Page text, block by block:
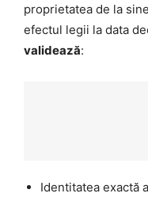
proprietatea de la
efectul legii la data
validează:
Identitatea exactă